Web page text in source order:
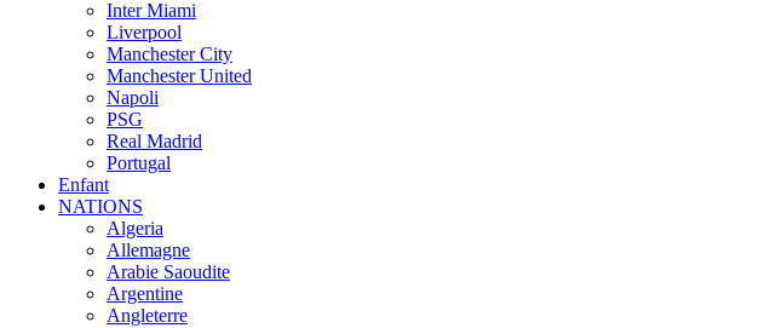
Inter Miami
Liverpool
Manchester City
Manchester United
Napoli
PSG
Real Madrid
Portugal
Enfant
NATIONS
Algeria
Allemagne
Arabie Saoudite
Argentine
Angleterre